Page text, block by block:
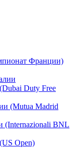
Франции)
Duty Free
(Mutua Madrid
(Internazionali BNL
Open)